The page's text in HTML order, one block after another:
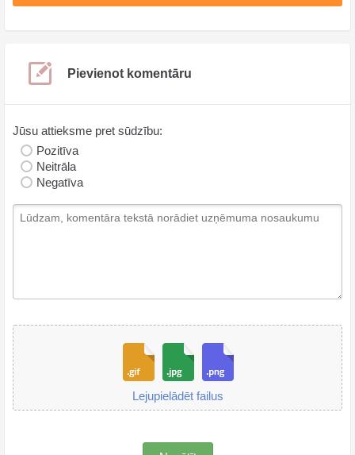
Pievienot komentāru
Jūsu attieksme pret sūdzību:
Pozitīva
Neitrāla
Negatīva
Lejupielādēt failus